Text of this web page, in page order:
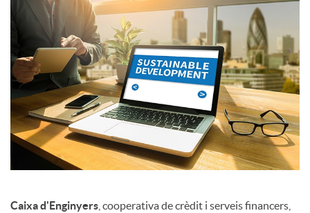
s
Caixa d'Enginyers , cooperativa de crèdit i serveis financers,